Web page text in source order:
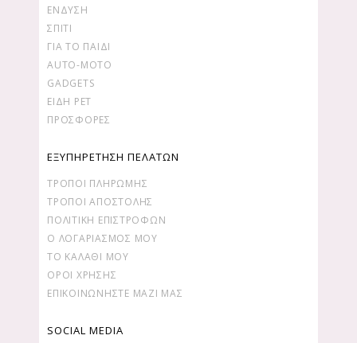
ΕΝΔΥΣΗ
ΣΠΙΤΙ
ΓΙΑ ΤΟ ΠΑΙΔΙ
AUTO-MOTO
GADGETS
ΕΙΔΗ PET
ΠΡΟΣΦΟΡΕΣ
ΕΞΥΠΗΡΕΤΗΣΗ ΠΕΛΑΤΩΝ
ΤΡΌΠΟΙ ΠΛΗΡΩΜΉΣ
ΤΡΌΠΟΙ ΑΠΟΣΤΟΛΉΣ
ΠΟΛΙΤΙΚΉ ΕΠΙΣΤΡΟΦΏΝ
Ο ΛΟΓΑΡΙΑΣΜΌΣ ΜΟΥ
ΤΟ ΚΑΛΆΘΙ ΜΟΥ
ΌΡΟΙ ΧΡΉΣΗΣ
ΕΠΙΚΟΙΝΩΝΉΣΤΕ ΜΑΖΊ ΜΑΣ
SOCIAL MEDIA